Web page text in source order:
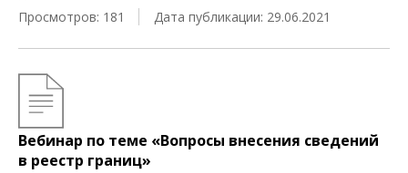
Просмотров: 181
Дата публикации: 29.06.2021
Вебинар по теме «Вопросы внесения сведений
в реестр границ»